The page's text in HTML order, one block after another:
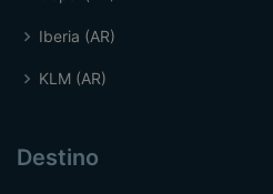
Iberia (AR)
KLM (AR)
Destino